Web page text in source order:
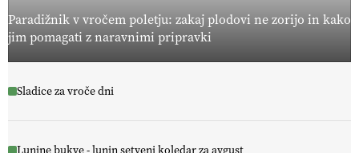
Paradižnik v vročem poletju: zakaj plodovi ne zorijo in kako
jim pomagati z naravnimi pripravki
Sladice za vroče dni
Lunine bukve - lunin setveni koledar za avgust